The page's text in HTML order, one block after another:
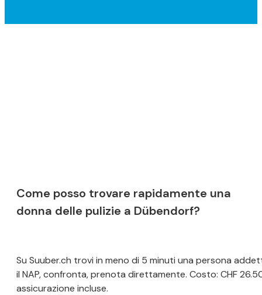
Come posso trovare rapidamente una
donna delle pulizie a Dübendorf?
Su Suuber.ch trovi in meno di 5 minuti una persona
il NAP, confronta, prenota direttamente. Costo: CHF
assicurazione incluse.